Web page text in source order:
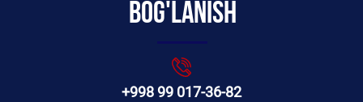
Bog'lanish
+998 99 017-36-82